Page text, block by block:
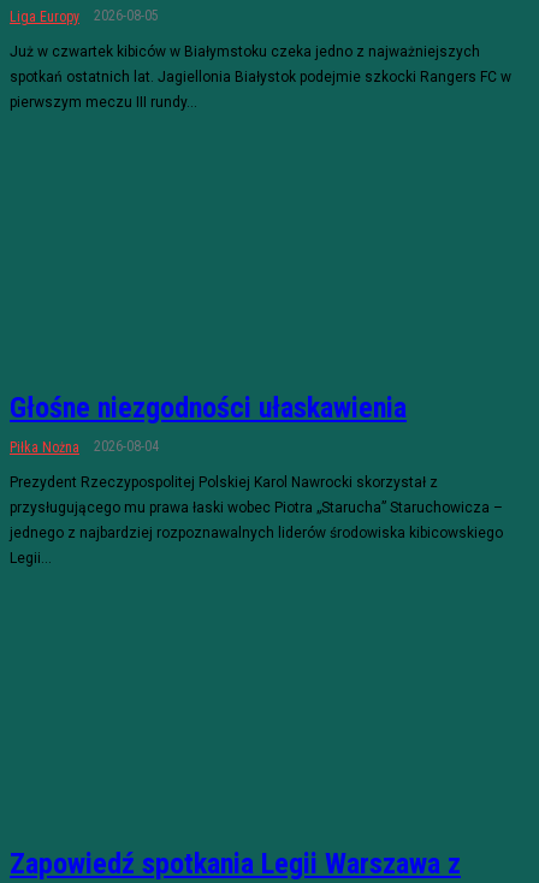
Liga Europy 2026-08-05
Już w czwartek kibiców w Białymstoku czeka jedno z najważniejszych
spotkań ostatnich lat. Jagiellonia Białystok podejmie szkocki Rangers FC w
pierwszym meczu III rundy...
Głośne niezgodności ułaskawienia
Piłka Nożna 2026-08-04
Prezydent Rzeczypospolitej Polskiej Karol Nawrocki skorzystał z
przysługującego mu prawa łaski wobec Piotra „Starucha” Staruchowicza –
jednego z najbardziej rozpoznawalnych liderów środowiska kibicowskiego
Legii...
Zapowiedź spotkania Legii Warszawa z